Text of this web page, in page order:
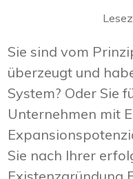
Sie sind vom
überzeugt und
System? Oder Sie
Unternehmen mit
Sie nach Ihrer